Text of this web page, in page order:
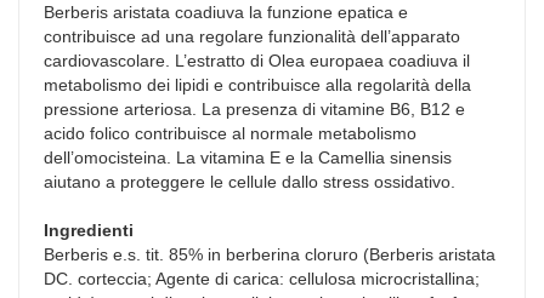
Berberis aristata coadiuva la funzione epatica e
contribuisce ad una regolare funzionalità dell’apparato
cardiovascolare. L’estratto di Olea europaea coadiuva il
metabolismo dei lipidi e contribuisce alla regolarità della
pressione arteriosa. La presenza di vitamine B6, B12 e
acido folico contribuisce al normale metabolismo
dell’omocisteina. La vitamina E e la Camellia sinensis
aiutano a proteggere le cellule dallo stress ossidativo.
Ingredienti
Berberis e.s. tit. 85% in berberina cloruro (Berberis aristata
DC. corteccia; Agente di carica: cellulosa microcristallina;